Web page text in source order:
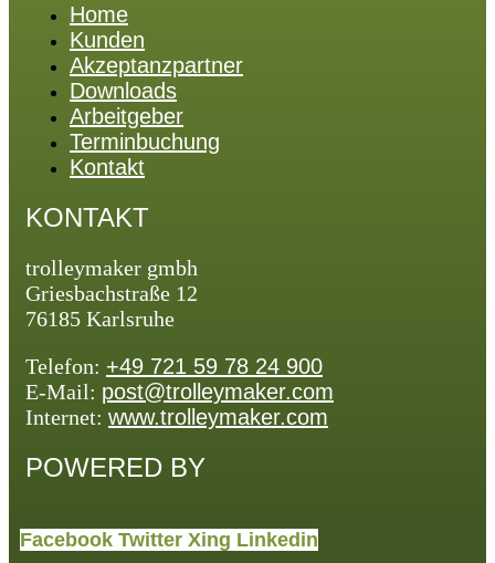
Home
Kunden
Akzeptanzpartner
Downloads
Arbeitgeber
Terminbuchung
Kontakt
KONTAKT
trolleymaker gmbh
Griesbachstraße 12
76185 Karlsruhe
Telefon: +49 721 59 78 24 900
E-Mail: post@trolleymaker.com
Internet: www.trolleymaker.com
POWERED BY
Facebook Twitter Xing Linkedin